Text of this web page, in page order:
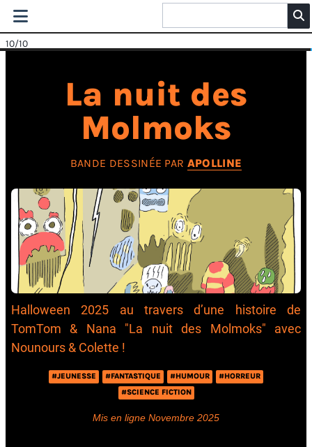
10/10
La nuit des
Molmoks
BANDE DESSINÉE PAR APOLLINE
Halloween 2025 au travers d’une histoire de
TomTom & Nana "La nuit des Molmoks" avec
Nounours & Colette !
#JEUNESSE #FANTASTIQUE #HUMOUR
#HORREUR
#SCIENCE FICTION
Mis en ligne Novembre 2025